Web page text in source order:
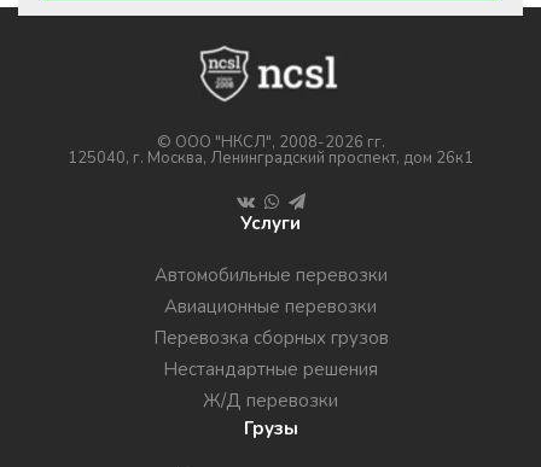
© ООО "НКСЛ", 2008-2026 гг.
125040, г. Москва, Ленинградский проспект, дом 26к1
Услуги
Автомобильные перевозки
Авиационные перевозки
Перевозка сборных грузов
Нестандартные решения
Ж/Д перевозки
Грузы